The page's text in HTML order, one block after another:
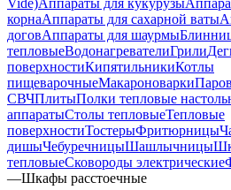
Vide)Аппараты для кукурузы
корнаАппараты для сахарной ваты
договАппараты для шаурмы
тепловыеВодонагревателиГрили
поверхностиКипятильникиКотлы
пищеварочныеМакароноварки
СВЧПлитыПолки тепловые
аппаратыСтолы тепловыеТепловые
поверхностиТостерыФритюрницы
дишыЧебуречницыШашлычницы
тепловыеСковороды электрические
—Шкафы расстоечные